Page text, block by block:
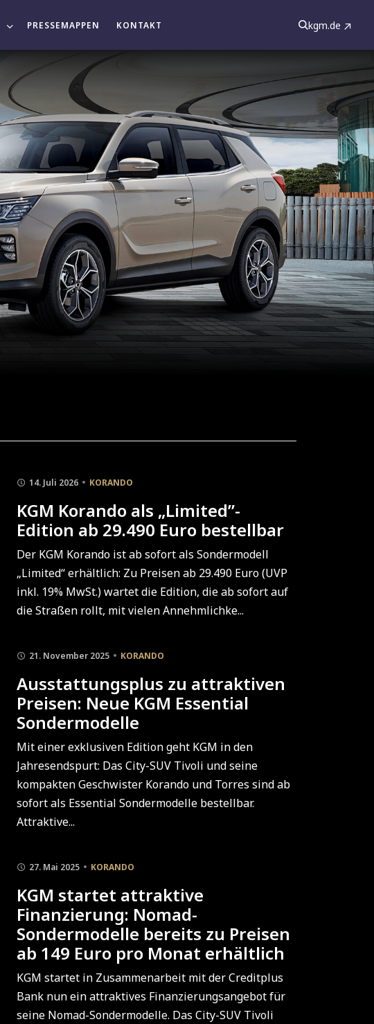
PRESSEMAPPEN KONTAKT kgm.de
14. Juli 2026 KORANDO
KGM Korando als „Limited”-
Edition ab 29.490 Euro bestellbar
Der KGM Korando ist ab sofort als Sondermodell
„Limited“ erhältlich: Zu Preisen ab 29.490 Euro (UVP
inkl. 19% MwSt.) wartet die Edition, die ab sofort auf
die Straßen rollt, mit vielen Annehmlichke...
21. November 2025 KORANDO
Ausstattungsplus zu attraktiven
Preisen: Neue KGM Essential
Sondermodelle
Mit einer exklusiven Edition geht KGM in den
Jahresendspurt: Das City-SUV Tivoli und seine
kompakten Geschwister Korando und Torres sind ab
sofort als Essential Sondermodelle bestellbar.
Attraktive...
27. Mai 2025 KORANDO
KGM startet attraktive
Finanzierung: Nomad-
Sondermodelle bereits zu Preisen
ab 149 Euro pro Monat erhältlich
KGM startet in Zusammenarbeit mit der Creditplus
Bank nun ein attraktives Finanzierungsangebot für
seine Nomad-Sondermodelle. Das City-SUV Tivoli